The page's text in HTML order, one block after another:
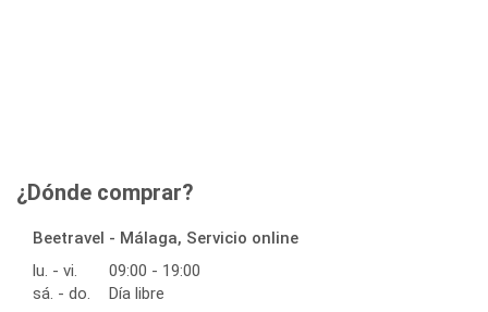
¿Dónde comprar?
Beetravel - Málaga, Servicio online
lu. - vi.
09:00 - 19:00
sá. - do.
Día libre